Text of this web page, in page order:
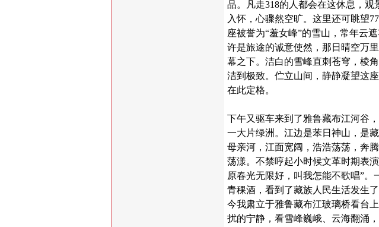
品。凡走318的人都会在这休息，观
入怀，心骤然空旷。这里还可眺望
座被誉为“羞女峰”的雪山，常年云
许是旅途的诚意使然，那日晴空万
幕之下。洁白的雪峰直刺苍穹，棱
洁到极致。伫立山间，静静凝望这
在此定格。
下午又驱车来到了雅鲁藏布江河谷
一大片绿洲。江边是苯日神山，是
母亲河，江面宽阔，浩浩荡荡，奔
荡漾。不禁哼起小时候文革时期表
原春光无限好，叫我怎能不歌唱”
青稞酒，看到了藏族人民生活发生
今我肃立于雅鲁藏布江玻璃桥看台
扰的宁静，看雪峰巍峨、云海翻涌